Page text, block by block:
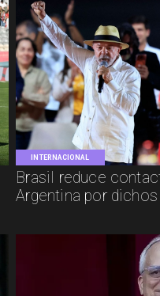
INTERNACIONAL
Brasil reduce
Argentina por